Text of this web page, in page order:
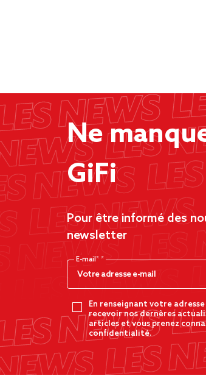
Ne
GiFi
Pour être informé des
newsletter
E-mail*
En renseignant votre
recevoir nos dernères
articles et vous prenez
confidentialité.